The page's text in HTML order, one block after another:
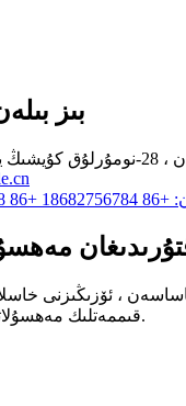
بىز
28 8512 2235
ئاساسەن ، ئۆزىڭىزنى
قىممەتلىك مەھسۇلاتلار بىلەن تەمىنلەڭ.